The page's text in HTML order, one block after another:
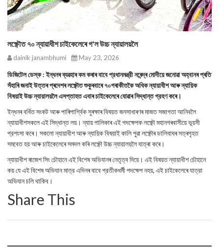
লক্ষ্ণৌত ৭০ ন্যায়াধীশ চাইকেলেৰে গ'ল উচ্চ ন্যায়ালয়লৈ
dainik janambhumi May 23, 2026
ডিজিটেল ডেস্ক : ইন্ধনৰ ব্যৱহাৰ কম কৰাৰ বাবে প্রধানমন্ত্রী নৰেন্দ্ৰ মোদীয়ে জনোৱা অহ্বানৰ প্ৰতি
সঁহাৰি জনাই উত্তৰ প্ৰদেশৰ লক্ষ্ণৌত শুকুৰবাৰে ৭০গৰাকীতকৈ অধিক ন্যায়াধীশ আৰু ন্যায়িক
বিষয়াই উচ্চ ন্যায়ালয়লৈ এসপ্তাহত এবাৰ চাইকেলেৰে যোৱাৰ সিদ্ধান্ত গ্রহণ কৰে।
ইন্ধনৰ বৰ্ধিত সংকট আৰু পাৰিপাৰ্শ্বিক সুৰক্ষাৰ বিষয়ত জনসাধাৰণৰ মাজত সজাগতা আনিবলৈ
ন্যায়াধীশসকলে এই সিদ্ধান্ত লয়। ন্যায় পালিকাৰ এই পদক্ষেপক লক্ষ্ণৌ মহানগৰবাসীয়ে ভূয়সী
প্রশংসা কৰে। সকলো ন্যায়াধীশ আৰু ন্যায়িক বিষয়াই কালি পুৱা লক্ষ্ণৌৰ ডালিবাঘৰ সত্ৰগৃহত
সমবেত হয় আৰু চাইকেলেৰে সমদল কৰি লক্ষ্ণৌ উচ্চ ন্যায়ালয়লৈ যাত্ৰা কৰে।
ন্যায়াধীশ ৰাজেশ সিং চৌহানে এই বিশেষ অভিযানৰ নেতৃত্ব দিয়ে। এই বিষয়ত ন্যায়াধীশ চৌহানে
কয় যে এই বিশেষ অভিযান মাত্র এদিনৰ বাবে প্রতীকধর্মী পদক্ষেপ নহয়, এই চাইকেলেৰে যাত্রা
অভিযান চলি থাকিব।
Share This